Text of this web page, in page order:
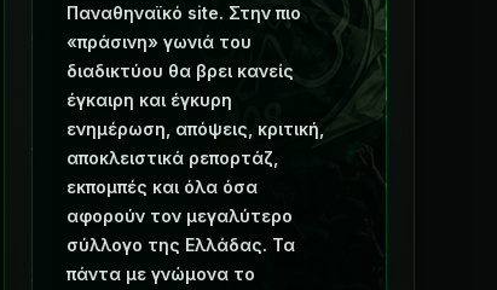
Παναθηναϊκό site. Στην πιο
«πράσινη» γωνιά του
διαδικτύου θα βρει κανείς
έγκαιρη και έγκυρη
ενημέρωση, απόψεις, κριτική,
αποκλειστικά ρεπορτάζ,
εκπομπές και όλα όσα
αφορούν τον μεγαλύτερο
σύλλογο της Ελλάδας. Τα
πάντα με γνώμονα το